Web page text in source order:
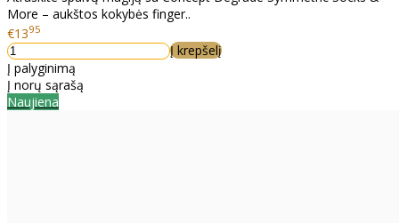
More – aukštos kokybės finger..
€1395
Į krepšelį
Į palyginimą
Į norų sąrašą
Naujiena